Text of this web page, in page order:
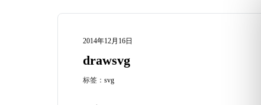
2014年12月16日
drawsvg
标签： svg